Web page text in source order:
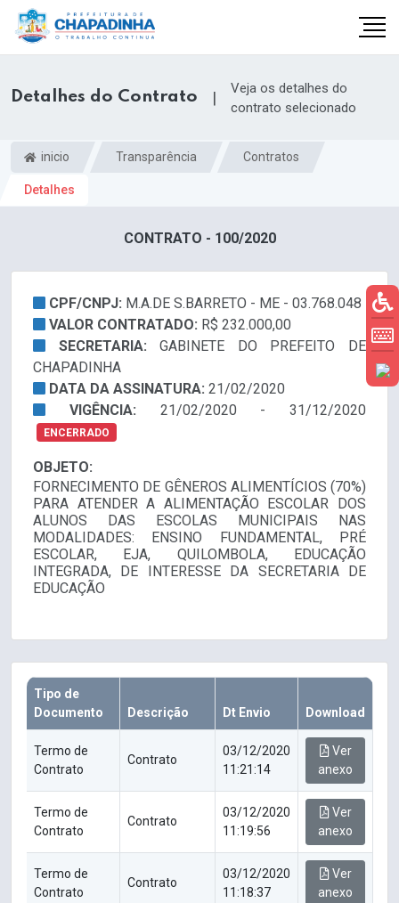
Detalhes do Contrato |
Veja os detalhes do
contrato selecionado
inicio Transparência Contratos
Detalhes
CONTRATO - 100/2020
CPF/CNPJ: M.A.DE S.BARRETO - ME - 03.768.048
VALOR CONTRATADO: R$ 232.000,00
SECRETARIA:GABINETE DO PREFEITO DE
CHAPADINHA
DATA DA ASSINATURA: 21/02/2020
VIGÊNCIA: 21/02/2020 - 31/12/2020
ENCERRADO
OBJETO:
FORNECIMENTO DE GÊNEROS ALIMENTÍCIOS (70%)
PARA ATENDER A ALIMENTAÇÃO ESCOLAR DOS
ALUNOS DAS ESCOLAS MUNICIPAIS NAS
MODALIDADES: ENSINO FUNDAMENTAL, PRÉ
ESCOLAR, EJA, QUILOMBOLA, EDUCAÇÃO
INTEGRADA, DE INTERESSE DA SECRETARIA DE
EDUCAÇÃO
Tipo de
Documento
Descrição Dt Envio Download
Termo de
Contrato
Contrato
03/12/2020
11:21:14
Ver
anexo
Termo de
Contrato
Contrato
03/12/2020
11:19:56
Ver
anexo
Termo de
Contrato
Contrato
03/12/2020
11:18:37
Ver
anexo